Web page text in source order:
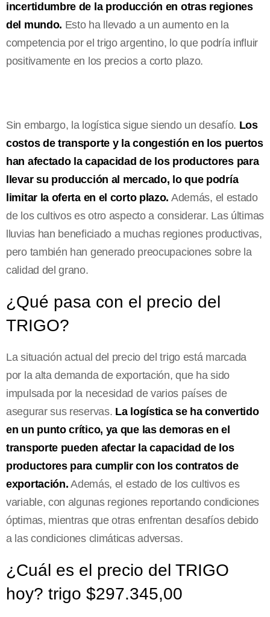
incertidumbre de la producción en otras regiones
del mundo. Esto ha llevado a un aumento en la
competencia por el trigo argentino, lo que podría influir
positivamente en los precios a corto plazo.
Sin embargo, la logística sigue siendo un desafío. Los
costos de transporte y la congestión en los puertos
han afectado la capacidad de los productores para
llevar su producción al mercado, lo que podría
limitar la oferta en el corto plazo. Además, el estado
de los cultivos es otro aspecto a considerar. Las últimas
lluvias han beneficiado a muchas regiones productivas,
pero también han generado preocupaciones sobre la
calidad del grano.
¿Qué pasa con el precio del
TRIGO?
La situación actual del precio del trigo está marcada
por la alta demanda de exportación, que ha sido
impulsada por la necesidad de varios países de
asegurar sus reservas. La logística se ha convertido
en un punto crítico, ya que las demoras en el
transporte pueden afectar la capacidad de los
productores para cumplir con los contratos de
exportación. Además, el estado de los cultivos es
variable, con algunas regiones reportando condiciones
óptimas, mientras que otras enfrentan desafíos debido
a las condiciones climáticas adversas.
¿Cuál es el precio del TRIGO
hoy? trigo $297.345,00